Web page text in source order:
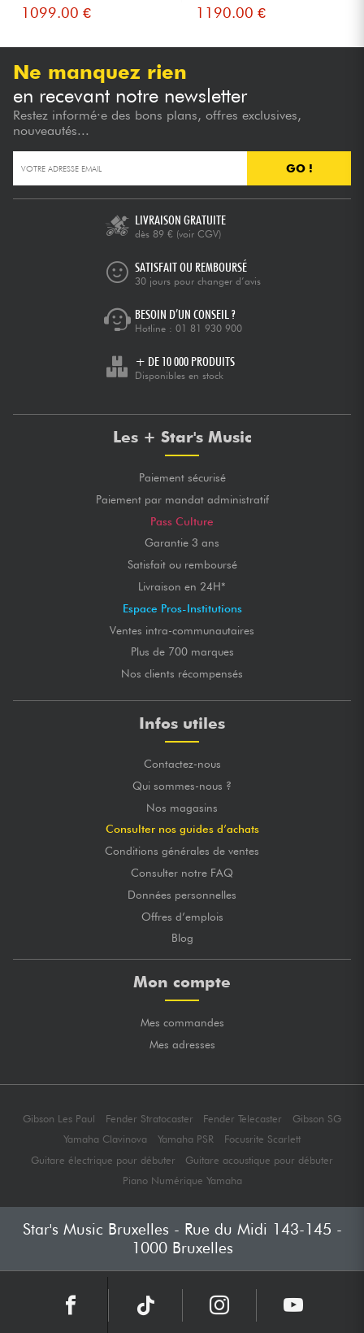
1099.00 € 1190.00 €
Ne manquez rien
en recevant notre newsletter
Restez informé·e des bons plans, offres exclusives,
nouveautés...
GO !
LIVRAISON GRATUITE
dès 89 € (voir CGV)
SATISFAIT OU REMBOURSÉ
30 jours pour changer d’avis
BESOIN D’UN CONSEIL ?
Hotline : 01 81 930 900
+ DE 10 000 PRODUITS
Disponibles en stock
Les + Star's Music
Paiement sécurisé
Paiement par mandat administratif
Pass Culture
Garantie 3 ans
Satisfait ou remboursé
Livraison en 24H*
Espace Pros-Institutions
Ventes intra-communautaires
Plus de 700 marques
Nos clients récompensés
Infos utiles
Contactez-nous
Qui sommes-nous ?
Nos magasins
Consulter nos guides d’achats
Conditions générales de ventes
Consulter notre FAQ
Données personnelles
Offres d’emplois
Blog
Mon compte
Mes commandes
Mes adresses
Gibson Les Paul Fender Stratocaster Fender Telecaster
Gibson SG
Yamaha Clavinova
Yamaha PSR
Focusrite Scarlett
Guitare électrique pour débuter
Guitare acoustique pour débuter
Piano Numérique Yamaha
Star's Music Bruxelles - Rue du Midi 143-145 -
1000 Bruxelles